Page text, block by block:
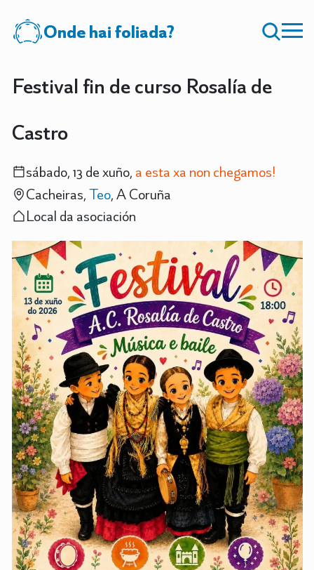
Onde hai foliada?
Festival fin de curso Rosalía de
Castro
sábado, 13 de xuño, a esta xa non chegamos!
Cacheiras,Teo, A Coruña
Local da asociación